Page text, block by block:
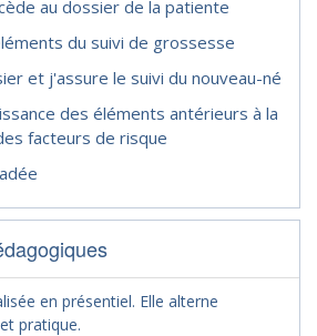
au dossier de la patiente
du suivi de grossesse
et j'assure le suivi du nouveau-né
des éléments antérieurs à la
facteurs de risque
en présentiel. Elle alterne
pratique.